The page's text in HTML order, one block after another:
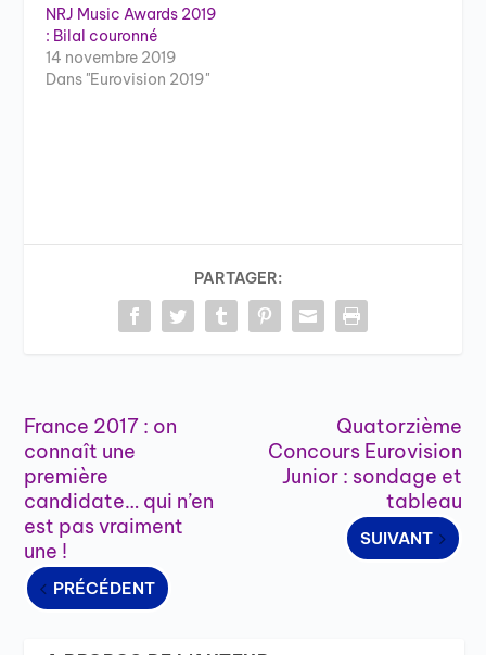
NRJ Music Awards 2019
: Bilal couronné
14 novembre 2019
Dans "Eurovision 2019"
PARTAGER:
France 2017 : on
connaît une
première
candidate… qui n’en
est pas vraiment
une !
PRÉCÉDENT
Quatorzième
Concours Eurovision
Junior : sondage et
tableau
SUIVANT